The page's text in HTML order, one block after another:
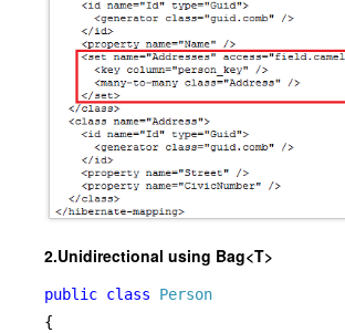
2.Unidirectional using Bag<T>
public class
{